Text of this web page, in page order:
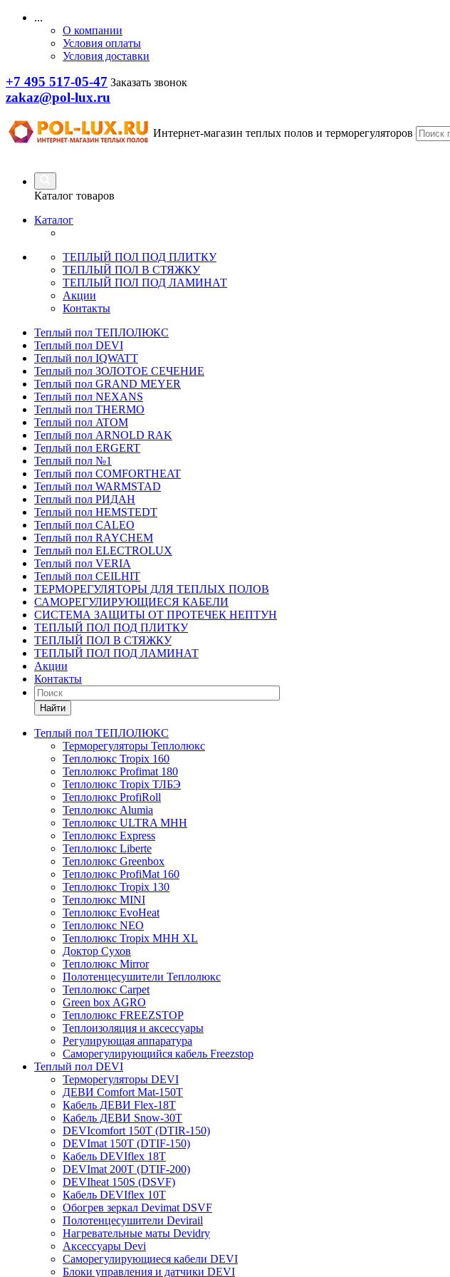
...
О компании
Условия оплаты
Условия доставки
+7 495 517-05-47 Заказать звонок
zakaz@pol-lux.ru
Интернет-магазин теплых полов и терморегуляторов
Каталог товаров
Каталог
ТЕПЛЫЙ ПОЛ ПОД ПЛИТКУ
ТЕПЛЫЙ ПОЛ В СТЯЖКУ
ТЕПЛЫЙ ПОЛ ПОД ЛАМИНАТ
Акции
Контакты
Теплый пол ТЕПЛОЛЮКС
Теплый пол DEVI
Теплый пол IQWATT
Теплый пол ЗОЛОТОЕ СЕЧЕНИЕ
Теплый пол GRAND MEYER
Теплый пол NEXANS
Теплый пол THERMO
Теплый пол ATOM
Теплый пол ARNOLD RAK
Теплый пол ERGERT
Теплый пол №1
Теплый пол COMFORTHEAT
Теплый пол WARMSTAD
Теплый пол РИДАН
Теплый пол HEMSTEDT
Теплый пол CALEO
Теплый пол RAYCHEM
Теплый пол ELECTROLUX
Теплый пол VERIA
Теплый пол CEILHIT
ТЕРМОРЕГУЛЯТОРЫ ДЛЯ ТЕПЛЫХ ПОЛОВ
САМОРЕГУЛИРУЮЩИЕСЯ КАБЕЛИ
СИСТЕМА ЗАЩИТЫ ОТ ПРОТЕЧЕК НЕПТУН
ТЕПЛЫЙ ПОЛ ПОД ПЛИТКУ
ТЕПЛЫЙ ПОЛ В СТЯЖКУ
ТЕПЛЫЙ ПОЛ ПОД ЛАМИНАТ
Акции
Контакты
Найти
Теплый пол ТЕПЛОЛЮКС
Терморегуляторы Теплолюкс
Теплолюкс Tropix 160
Теплолюкс Profimat 180
Теплолюкс Tropix ТЛБЭ
Теплолюкс ProfiRoll
Теплолюкс Alumia
Теплолюкс ULTRA МНН
Теплолюкс Express
Теплолюкс Liberte
Теплолюкс Greenbox
Теплолюкс ProfiMat 160
Теплолюкс Tropix 130
Теплолюкс MINI
Теплолюкс EvoHeat
Теплолюкс NEO
Теплолюкс Tropix МНН XL
Доктор Сухов
Теплолюкс Mirror
Полотенцесушители Теплолюкс
Теплолюкс Carpet
Green box AGRO
Теплолюкс FREEZSTOP
Теплоизоляция и аксессуары
Регулирующая аппаратура
Cаморегулирующийся кабель Freezstop
Теплый пол DEVI
Терморегуляторы DEVI
ДЕВИ Comfort Mat-150T
Кабель ДЕВИ Flex-18T
Кабель ДЕВИ Snow-30T
DEVIcomfort 150T (DTIR-150)
DEVImat 150T (DTIF-150)
Кабель DEVIflex 18T
DEVImat 200T (DTIF-200)
DEVIheat 150S (DSVF)
Кабель DEVIflex 10T
Обогрев зеркал Devimat DSVF
Полотенцесушители Devirail
Нагревательные маты Devidry
Аксессуары Devi
Саморегулирующиеся кабели DEVI
Блоки управления и датчики DEVI